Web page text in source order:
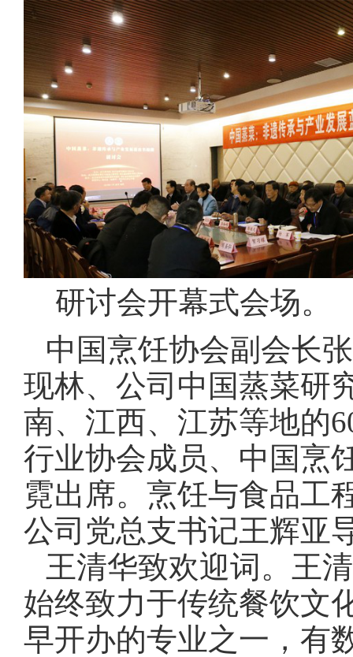
研讨会开幕式会场。
中国烹饪协会副会长
现林、公司中国蒸菜研
南、江西、江苏等地的
行业协会成员、中国烹
霓出席。烹饪与食品工
公司党总支书记王辉亚
王清华致欢迎词。王
始终致力于传统餐饮文
早开办的专业之一，有